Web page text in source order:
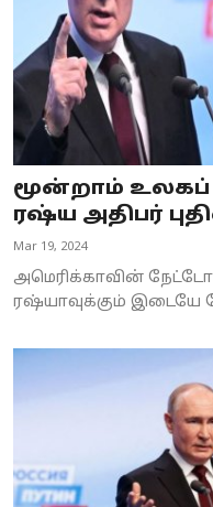
மூன்றாம் உலகப்
ரஷ்ய அதிபர்
Mar 19, 2024
அமெரிக்காவின்
ரஷ்யாவுக்கும் இடையே